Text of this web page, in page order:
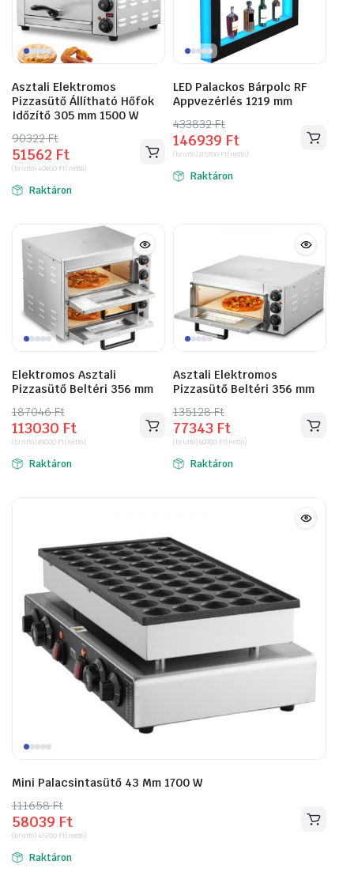
Asztali Elektromos
Pizzasütő Állítható Hőfok
Időzítő 305 mm 1500 W
90322Ft
Original
price
was:
90322 Ft.
51562 Ft
Current
price
is:
51562 Ft.
(bruttó) 40600 Ft(nettó)
Raktáron
LED Palackos Bárpolc RF
Appvezérlés 1219 mm
433832Ft
Original
price
was:
433832 Ft.
146939 Ft
Current
price
is:
146939 Ft.
(bruttó)115700 Ft(nettó)
Raktáron
Elektromos Asztali
Pizzasütő Beltéri 356 mm
187046Ft
Original
price
was:
187046 Ft.
113030 Ft
Current
price
is:
113030 Ft.
(bruttó)89000 Ft(nettó)
Raktáron
Asztali Elektromos
Pizzasütő Beltéri 356 mm
135128Ft
Original
price
was:
135128 Ft.
77343 Ft
Current
price
is:
77343 Ft.
(bruttó)60900 Ft(nettó)
Raktáron
Mini Palacsintasütő 43 Mm 1700 W
111658Ft
Original
price
was:
111658 Ft.
58039 Ft
Current
price
is:
58039 Ft.
(bruttó) 45700 Ft(nettó)
Raktáron